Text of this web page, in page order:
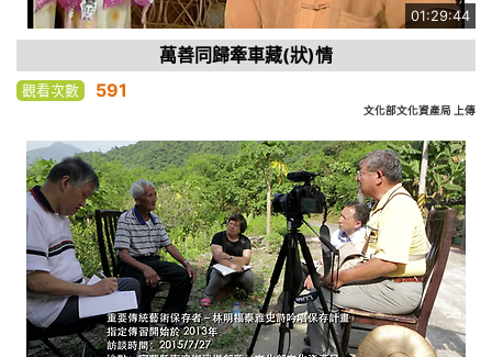
01:29:44
萬善同歸牽車藏(狀)情
觀看次數 591
文化部文化資產局 上傳